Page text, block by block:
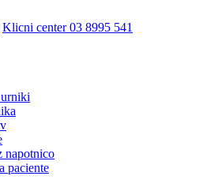
Klicni center 03 8995 541
napotnico
paciente